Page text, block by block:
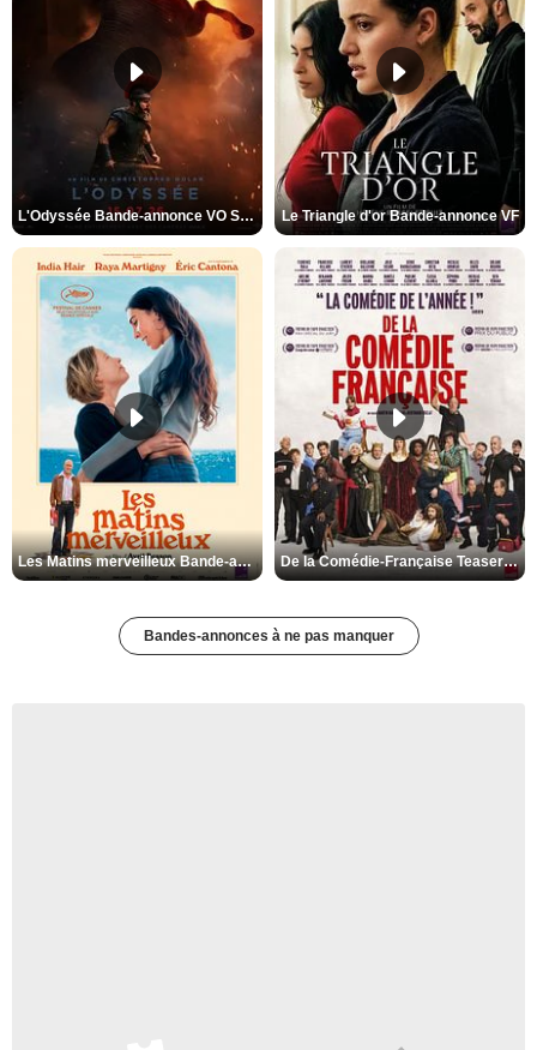
L'Odyssée Bande-annonce VO STFR Le Triangle d'or Bande-annonce VF
Les Matins merveilleux Bande-annonce VF De la Comédie-Française Teaser VF
Bandes-annonces à ne pas manquer